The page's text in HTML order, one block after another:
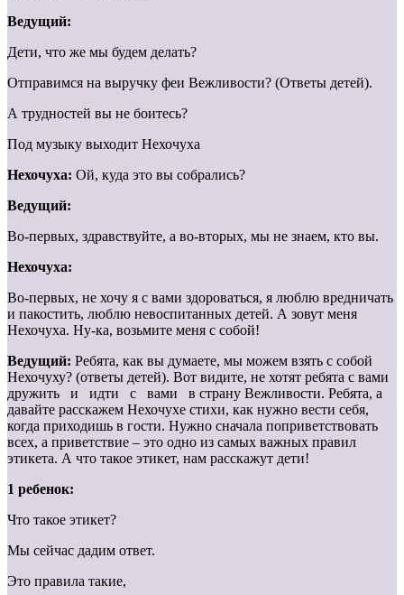
Ведущий:
Дети, что же мы будем делать?
Отправимся на выручку феи Вежливости? (Ответы детей).
А трудностей вы не боитесь?
Под музыку выходит Нехочуха
Нехочуха: Ой, куда это вы собрались?
Ведущий:
Во-первых, здравствуйте, а во-вторых, мы не знаем, кто вы.
Нехочуха:
Во-первых, не хочу я с вами здороваться, я люблю вредничать
и пакостить, люблю невоспитанных детей. А зовут меня
Нехочуха. Ну-ка, возьмите меня с собой!
Ведущий: Ребята, как вы думаете, мы можем взять с собой
Нехочуху? (ответы детей). Вот видите, не хотят ребята с вами
дружить и идти с вами в страну Вежливости. Ребята, а
давайте расскажем Нехочухе стихи, как нужно вести себя,
когда приходишь в гости. Нужно сначала поприветствовать
всех, а приветствие – это одно из самых важных правил
этикета. А что такое этикет, нам расскажут дети!
1 ребенок:
Что такое этикет?
Мы сейчас дадим ответ.
Это правила такие,